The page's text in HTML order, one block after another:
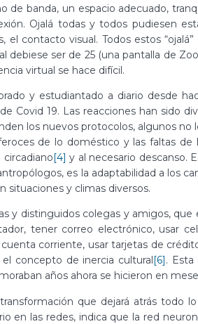
de banda, un espacio adecuado,
Ojalá todas y todos pudiesen
el contacto visual. Todos estos
debiese ser de 25 (una pantalla de
virtual se hace difícil.
y estudiantado a diario desde
Covid 19. Las reacciones han sido
los nuevos protocolos, algunos
de lo doméstico y las faltas de
[4] y al necesario descanso.
es la adaptabilidad a los
situaciones y climas diversos.
y distinguidos colegas y amigos,
tener correo electrónico, usar
corriente, usar tarjetas de
concepto de inercia cultural [6] .
años ahora se hicieron en
que dejará atrás todo
en las redes, indica que la red